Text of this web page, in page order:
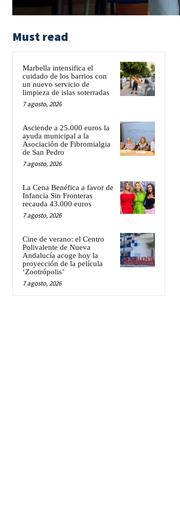
Must read
Marbella intensifica el
cuidado de los barrios con
un nuevo servicio de
limpieza de islas soterradas
7 agosto, 2026
Asciende a 25.000 euros la
ayuda municipal a la
Asociación de Fibromialgia
de San Pedro
7 agosto, 2026
La Cena Benéfica a favor de
Infancia Sin Fronteras
recauda 43.000 euros
7 agosto, 2026
Cine de verano: el Centro
Polivalente de Nueva
Andalucía acoge hoy la
proyección de la película
‘Zootrópolis’
7 agosto, 2026